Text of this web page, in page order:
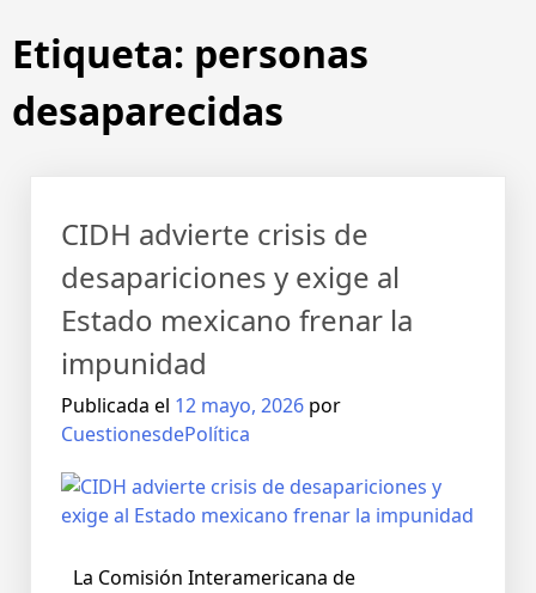
Etiqueta: personas
desaparecidas
CIDH advierte crisis de
desapariciones y exige al
Estado mexicano frenar la
impunidad
Publicada el 12 mayo, 2026 por
CuestionesdePolítica
La Comisión Interamericana de